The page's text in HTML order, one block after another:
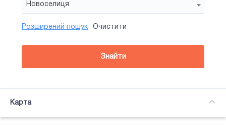
Новоселиця
Район
Сторона
Усi
Підсвітка
Розширений пошук Очистити
Знайти
Карта